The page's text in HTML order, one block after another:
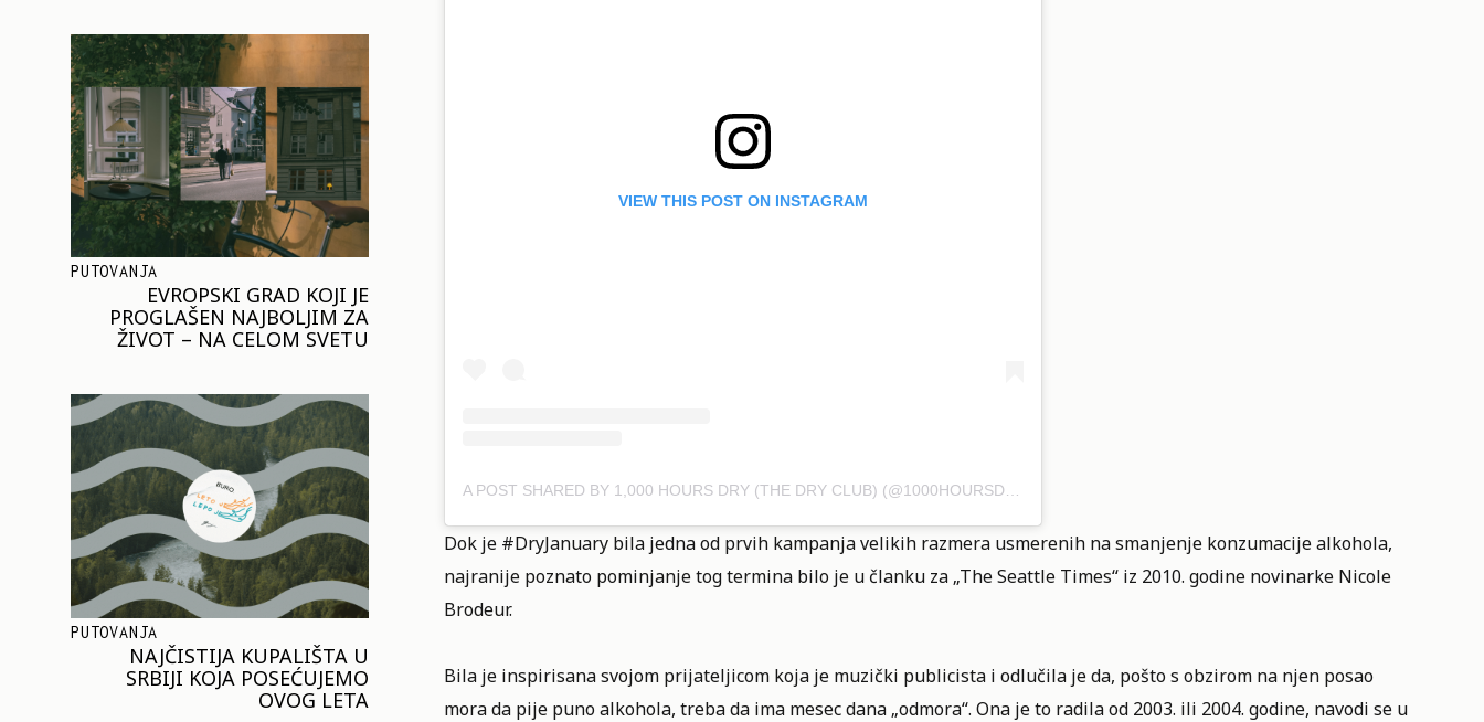
PUTOVANJA
EVROPSKI GRAD KOJI JE
PROGLAŠEN NAJBOLJIM ZA
ŽIVOT – NA CELOM SVETU
PUTOVANJA
NAJČISTIJA KUPALIŠTA U
SRBIJI KOJA POSEĆUJEMO
OVOG LETA
VIEW THIS POST ON INSTAGRAM
Dok je #DryJanuary bila jedna od prvih kampanja velikih razmera usmerenih na smanjenje konzumacije alkohola,
najranije poznato pominjanje tog termina bilo je u članku za „The Seattle Times“ iz 2010. godine novinarke Nicole
Brodeur.
Bila je inspirisana svojom prijateljicom koja je muzički publicista i odlučila je da, pošto s obzirom na njen posao
mora da pije puno alkohola, treba da ima mesec dana „odmora“. Ona je to radila od 2003. ili 2004. godine, navodi se u